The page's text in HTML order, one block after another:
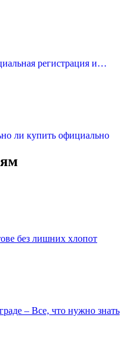
регистрация и…
ли купить официально
без лишних хлопот
– Все, что нужно знать